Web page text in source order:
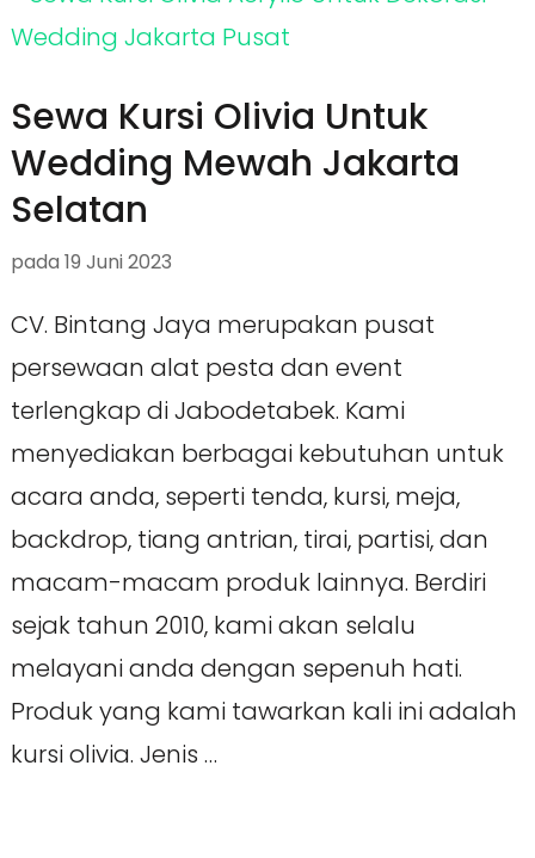
Sewa Kursi Olivia Untuk
Wedding Mewah Jakarta
Selatan
pada 19 Juni 2023
CV. Bintang Jaya merupakan pusat
persewaan alat pesta dan event
terlengkap di Jabodetabek. Kami
menyediakan berbagai kebutuhan untuk
acara anda, seperti tenda, kursi, meja,
backdrop, tiang antrian, tirai, partisi, dan
macam-macam produk lainnya. Berdiri
sejak tahun 2010, kami akan selalu
melayani anda dengan sepenuh hati.
Produk yang kami tawarkan kali ini adalah
kursi olivia. Jenis …